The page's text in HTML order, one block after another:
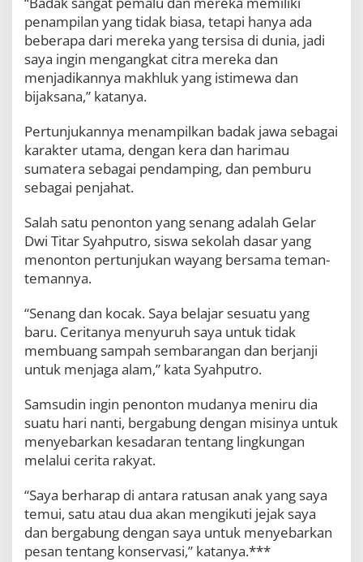
penampilan yang tidak biasa, tetapi hanya ada
beberapa dari mereka yang tersisa di dunia, jadi
saya ingin mengangkat citra mereka dan
menjadikannya makhluk yang istimewa dan
bijaksana,” katanya.
Pertunjukannya menampilkan badak jawa sebagai
karakter utama, dengan kera dan harimau
sumatera sebagai pendamping, dan pemburu
sebagai penjahat.
Salah satu penonton yang senang adalah Gelar
Dwi Titar Syahputro, siswa sekolah dasar yang
menonton pertunjukan wayang bersama teman-
temannya.
“Senang dan kocak. Saya belajar sesuatu yang
baru. Ceritanya menyuruh saya untuk tidak
membuang sampah sembarangan dan berjanji
untuk menjaga alam,” kata Syahputro.
Samsudin ingin penonton mudanya meniru dia
suatu hari nanti, bergabung dengan misinya untuk
menyebarkan kesadaran tentang lingkungan
melalui cerita rakyat.
“Saya berharap di antara ratusan anak yang saya
temui, satu atau dua akan mengikuti jejak saya
dan bergabung dengan saya untuk menyebarkan
pesan tentang konservasi,” katanya.***